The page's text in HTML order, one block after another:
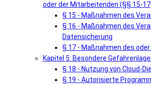
oder der Mitarbeitenden (§§ 15-
§ 15 - Maßnahmen des
§ 16 - Maßnahmen des
Datensicherung
§ 17 - Maßnahmen des
Kapitel 5: Besondere
§ 18 - Nutzung von Cloud-
§ 19 - Autorisierte